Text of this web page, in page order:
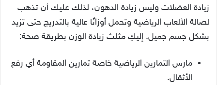
زيادة العضلات وليس زيادة الدهون، لذلك عليك أن تذهب
لصالة الألعاب الرياضية وتحمل أوزانًا عالية بالتدريج حتى تزيد
بشكل جسم جميل. إليكِ مثلث زيادة الوزن بطريقة صحة:
مارس التمارين الرياضية خاصة تمارين المقاومة أي رفع
الأثقال.